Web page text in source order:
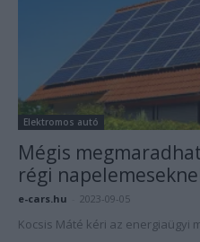
Elektromos autó
Mégis
régi
e-cars.hu 2023-09-05
Kocsis Máté kéri az energiaügyi